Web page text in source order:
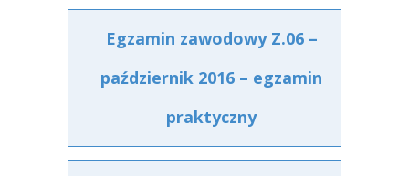
Egzamin zawodowy Z.06 –
październik 2016 – egzamin
praktyczny